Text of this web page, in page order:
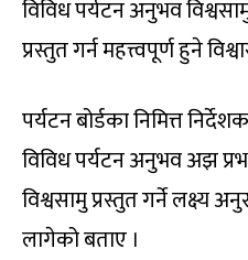
विविध पर्यटन अनुभव
प्रस्तुत गर्न महत्त्वपूर्ण हुने
पर्यटन बोर्डका निमित्त
विविध पर्यटन अनुभव अझ
विश्वसामु प्रस्तुत गर्ने लक्ष्य
लागेको बताए ।